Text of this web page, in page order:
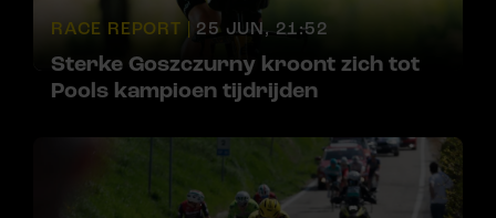
RACE REPORT | 25 JUN, 21:52
Sterke Goszczurny kroont zich tot
Pools kampioen tijdrijden